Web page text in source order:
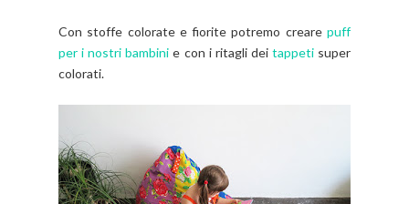
Con stoffe colorate e fiorite potremo creare puff
per i nostri bambini e con i ritagli dei tappetisuper
colorati.